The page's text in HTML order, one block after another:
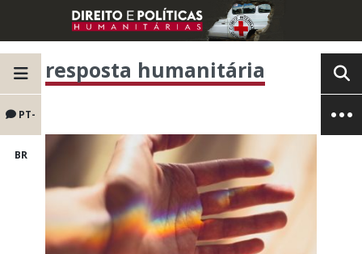
PT-
BR
resposta humanitária